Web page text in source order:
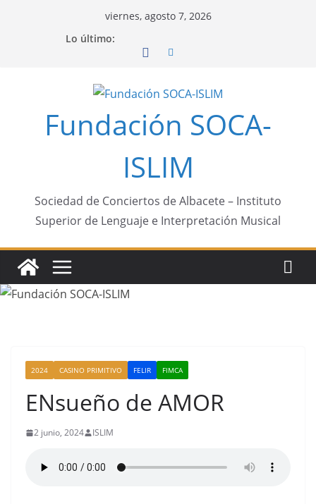
viernes, agosto 7, 2026
Lo último:
Fundación SOCA-
ISLIM
Sociedad de Conciertos de Albacete – Instituto
Superior de Lenguaje e Interpretación Musical
2024 CASINO PRIMITIVO FELIR FIMCA
ENsueño de AMOR
2 junio, 2024 ISLIM